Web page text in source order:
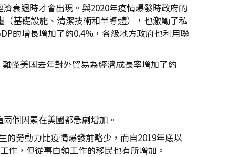
衰退時才會出現。與2020年疫情爆發時政府的
基礎設施、清潔技術和半導體），也激勵了私
的增長增加了約0.4%，各級地方政府也利用聯
怪美國去年對外貿易為經濟成長率增加了約
個因素在美國都急劇增加。
的勞動力比疫情爆發前略少，而自2019年底以
作，但從事白領工作的移民也有所增加。